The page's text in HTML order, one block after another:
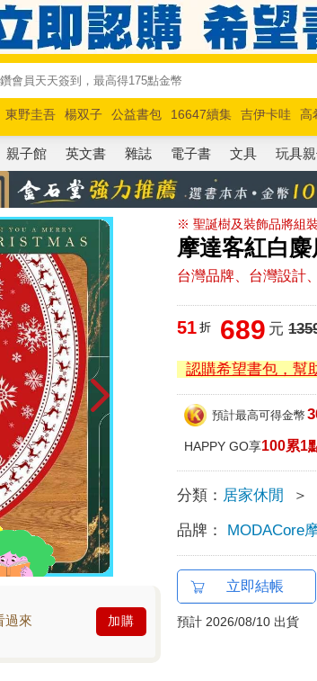
東野圭吾 楊双子 公益書包 16647續集 吉伊卡哇 高
德賽 路邊攤新作 馬斯克 玩具總動員5 超慢跑
親子館 英文書 雜誌 電子書 文具 玩具
※ 聖誕樹及裝飾品將組
摩達客紅白
台灣品牌、台灣設計
過來 加購
51 折 689 元
認購希望書包，幫
預計最高可得金幣
HAPPY GO享100累1
分類： 居家休閒 ＞
品牌： MODACore
立即結帳
預計 2026/08/10 出貨